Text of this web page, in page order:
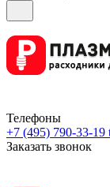
Телефоны
+7 (495) 790-33-19
Заказать звонок